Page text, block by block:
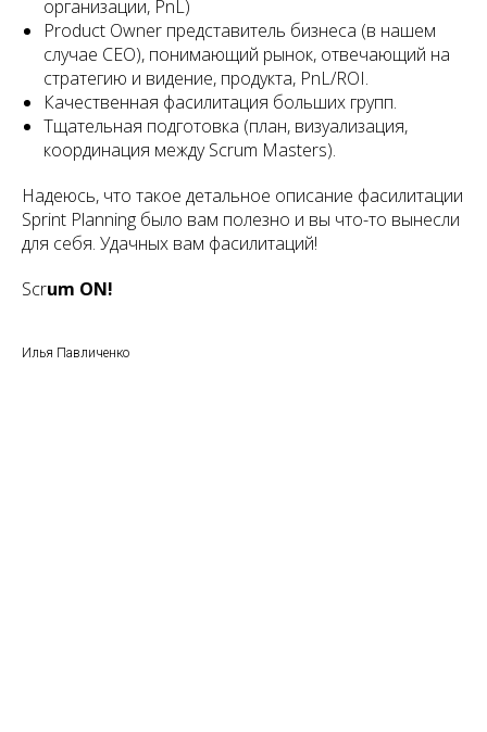
организации, PnL)
Product Owner представитель бизнеса (в нашем
случае CEO), понимающий рынок, отвечающий на
стратегию и видение, продукта, PnL/ROI.
Качественная фасилитация больших групп.
Тщательная подготовка (план, визуализация,
координация между Scrum Masters).
Надеюсь, что такое детальное описание фасилитации
Sprint Planning было вам полезно и вы что-то вынесли
для себя. Удачных вам фасилитаций!
Scrum ON!
Илья Павличенко